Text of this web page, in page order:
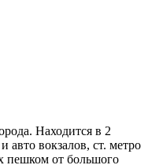
Находится в 2
авто вокзалов, ст. метро
от большого